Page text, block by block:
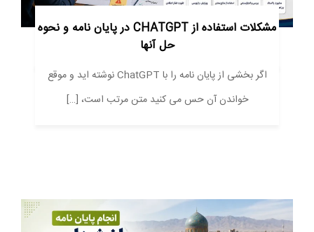
مشکلات استفاده از CHATGPT در پایان نامه و نحوه
حل آنها
اگر بخشی از پایان نامه را با ChatGPT نوشته اید و موقع
خواندن آن حس می کنید متن مرتب است، […]